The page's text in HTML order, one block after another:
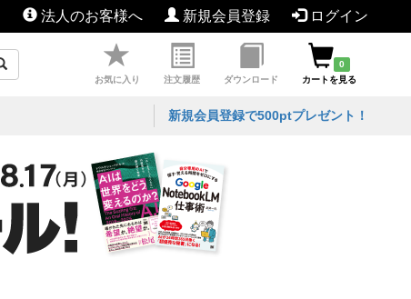
法人のお客様へ 新規会員登録 ログイン
お気に入り 注文履歴 ダウンロード
0
カートを見る
新規会員登録で500ptプレゼント！